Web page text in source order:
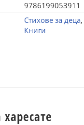
9786199053911
Стихове за деца,
Книги